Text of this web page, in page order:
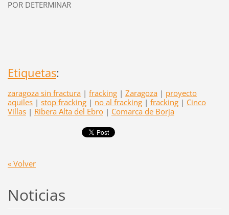
POR DETERMINAR
Etiquetas:
zaragoza sin fractura | fracking | Zaragoza | proyecto
aquiles | stop fracking | no al fracking | fracking | Cinco
Villas | Ribera Alta del Ebro | Comarca de Borja
« Volver
Noticias